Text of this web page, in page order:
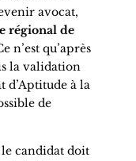
avocat,
régional de
n’est qu’après
la validation
d’Aptitude à la
de
candidat doit